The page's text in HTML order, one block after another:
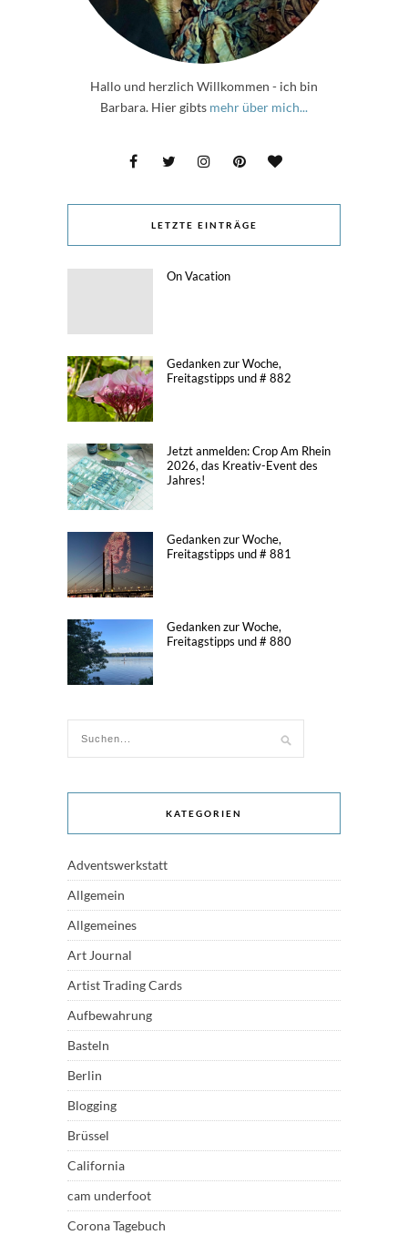
Hallo und herzlich Willkommen - ich bin
Barbara. Hier gibts mehr über mich...
LETZTE EINTRÄGE
On Vacation
Gedanken zur Woche,
Freitagstipps und # 882
Jetzt anmelden: Crop Am Rhein
2026, das Kreativ-Event des
Jahres!
Gedanken zur Woche,
Freitagstipps und # 881
Gedanken zur Woche,
Freitagstipps und # 880
KATEGORIEN
Adventswerkstatt
Allgemein
Allgemeines
Art Journal
Artist Trading Cards
Aufbewahrung
Basteln
Berlin
Blogging
Brüssel
California
cam underfoot
Corona Tagebuch